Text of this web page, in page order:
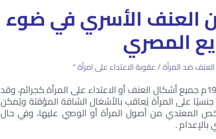
العنف الأسري في ضوء
المصري
ضد المرأة / عقوبة الاعتداء على امرأة “
يضم قانون العقوبات المصري رقم 58 لسنة 1937م جميع أشكال العنف أو الاعتداء على المرأة كجرائم، وقد
المعتدي جنسيًا على المرأة يُعاقب بالأشغال الشاقة المؤقتة ويُمكن
المعتدي من أصول المرأة أو الوصي عليها، وفي حال
.